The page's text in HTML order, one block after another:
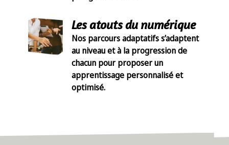
Les atouts du numérique
Nos parcours adaptatifs s’adaptent
au niveau et à la progression de
chacun pour proposer un
apprentissage personnalisé et
optimisé.